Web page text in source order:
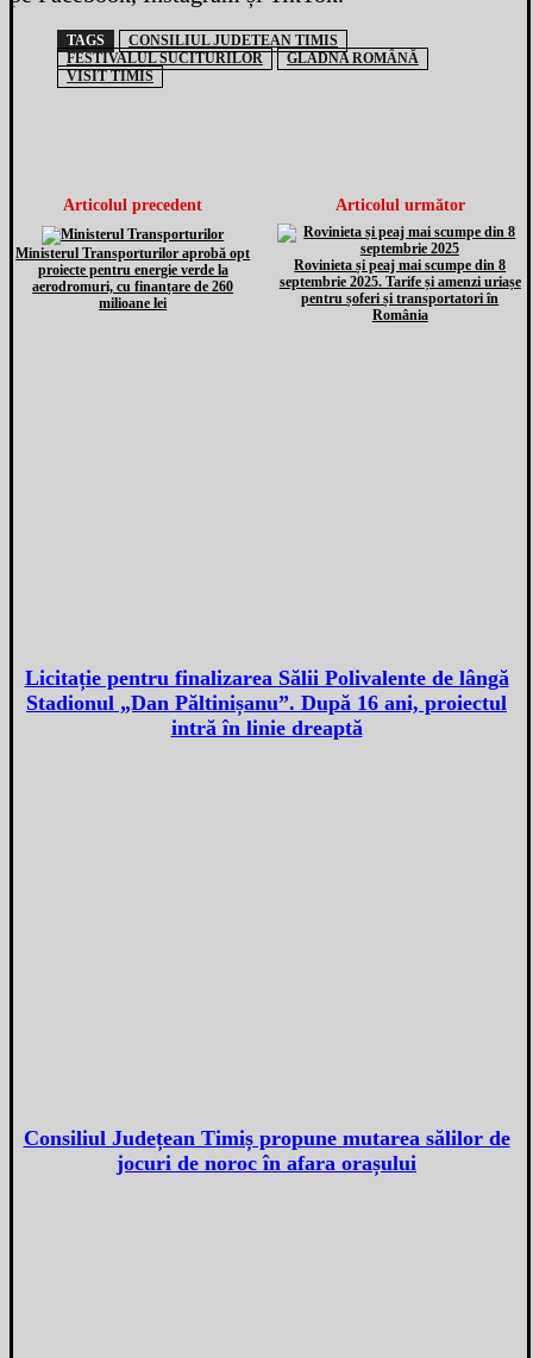
TAGS
CONSILIUL JUDETEAN TIMIS
FESTIVALUL SUCITURILOR
GLADNA ROMÂNĂ
VISIT TIMIS
Articolul precedent
Ministerul Transporturilor aprobă opt
proiecte pentru energie verde la
aerodromuri, cu finanțare de 260
milioane lei
Articolul următor
Rovinieta și peaj mai scumpe din 8
septembrie 2025. Tarife și amenzi uriașe
pentru șoferi și transportatori în
România
Licitație pentru finalizarea Sălii Polivalente de lângă
Stadionul „Dan Păltinișanu”. După 16 ani, proiectul
intră în linie dreaptă
Consiliul Județean Timiș propune mutarea sălilor de
jocuri de noroc în afara orașului